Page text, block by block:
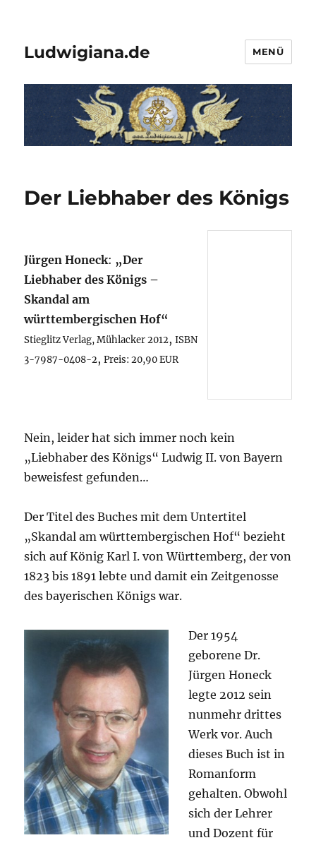
Ludwigiana.de MENÜ
Der Liebhaber des Königs
Jürgen Honeck: „Der
Liebhaber des Königs –
Skandal am
württembergischen Hof“
Stieglitz Verlag, Mühlacker 2012,ISBN
3-7987-0408-2,Preis: 20,90 EUR
Nein, leider hat sich immer noch kein
„Liebhaber des Königs“ Ludwig II. von Bayern
beweisfest gefunden…
Der Titel des Buches mit dem Untertitel
„Skandal am württembergischen Hof“ bezieht
sich auf König Karl I. von Württemberg, der von
1823 bis 1891 lebte und damit ein Zeitgenosse
des bayerischen Königs war.
Der 1954
geborene Dr.
Jürgen Honeck
legte 2012 sein
nunmehr drittes
Werk vor. Auch
dieses Buch ist in
Romanform
gehalten. Obwohl
sich der Lehrer
und Dozent für